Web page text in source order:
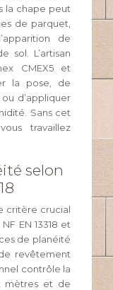
la chape peut
de parquet,
de
sol. L’artisan
CMEX5 et
la pose, de
d’appliquer
Sans cet
travaillez
selon
critère crucial
EN 13318 et
de planéité
revêtement
contrôle la
mètres et de